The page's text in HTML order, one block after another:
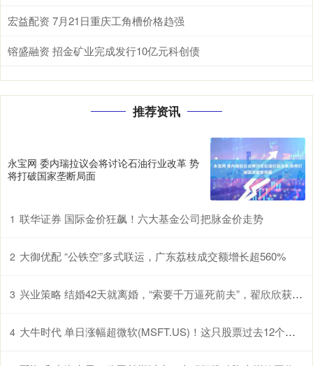
宏益配资 7月21日重庆工角槽价格趋强
镕盛融资 招金矿业完成发行10亿元科创债
推荐资讯
永宝网 委内瑞拉议会将讨论石油行业改革 势
将打破国家垄断局面
1 联华证券 国际金价狂飙！六大基金公司把脉金价走势
2 大御优配 “公铁空”多式联运，广东荔枝成交额增长超560%
3 兴业策略 结婚42天就离婚，“索要千万逼死前夫”，翟欣欣获刑12年
4 大牛时代 单日涨幅超微软(MSFT.US)！这只股票过去12个月累涨超25%